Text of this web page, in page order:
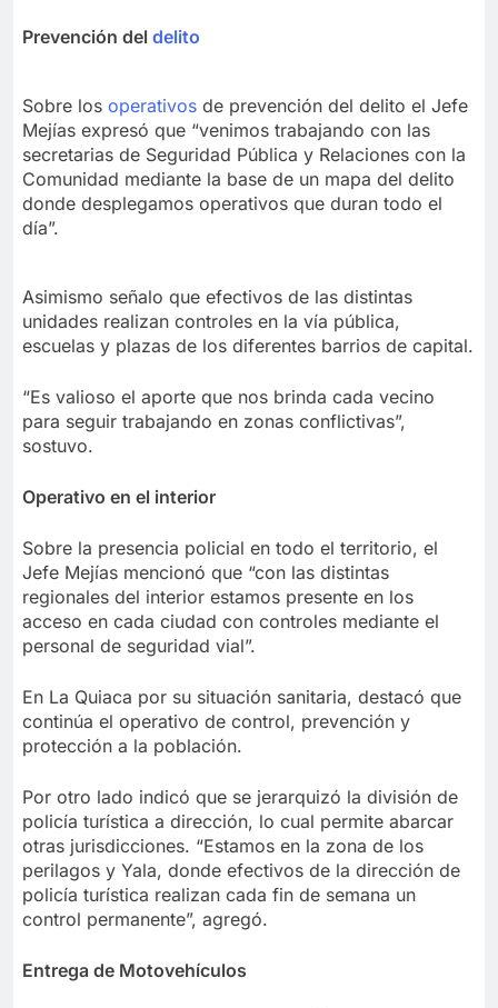
Prevención del delito
Sobre los operativos de prevención del delito el Jefe
Mejías expresó que “venimos trabajando con las
secretarias de Seguridad Pública y Relaciones con la
Comunidad mediante la base de un mapa del delito
donde desplegamos operativos que duran todo el
día”.
Asimismo señalo que efectivos de las distintas
unidades realizan controles en la vía pública,
escuelas y plazas de los diferentes barrios de capital.
“Es valioso el aporte que nos brinda cada vecino
para seguir trabajando en zonas conflictivas”,
sostuvo.
Operativo en el interior
Sobre la presencia policial en todo el territorio, el
Jefe Mejías mencionó que “con las distintas
regionales del interior estamos presente en los
acceso en cada ciudad con controles mediante el
personal de seguridad vial”.
En La Quiaca por su situación sanitaria, destacó que
continúa el operativo de control, prevención y
protección a la población.
Por otro lado indicó que se jerarquizó la división de
policía turística a dirección, lo cual permite abarcar
otras jurisdicciones. “Estamos en la zona de los
perilagos y Yala, donde efectivos de la dirección de
policía turística realizan cada fin de semana un
control permanente”, agregó.
Entrega de Motovehículos